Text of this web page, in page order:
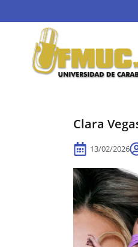
Clara
13/02/2026